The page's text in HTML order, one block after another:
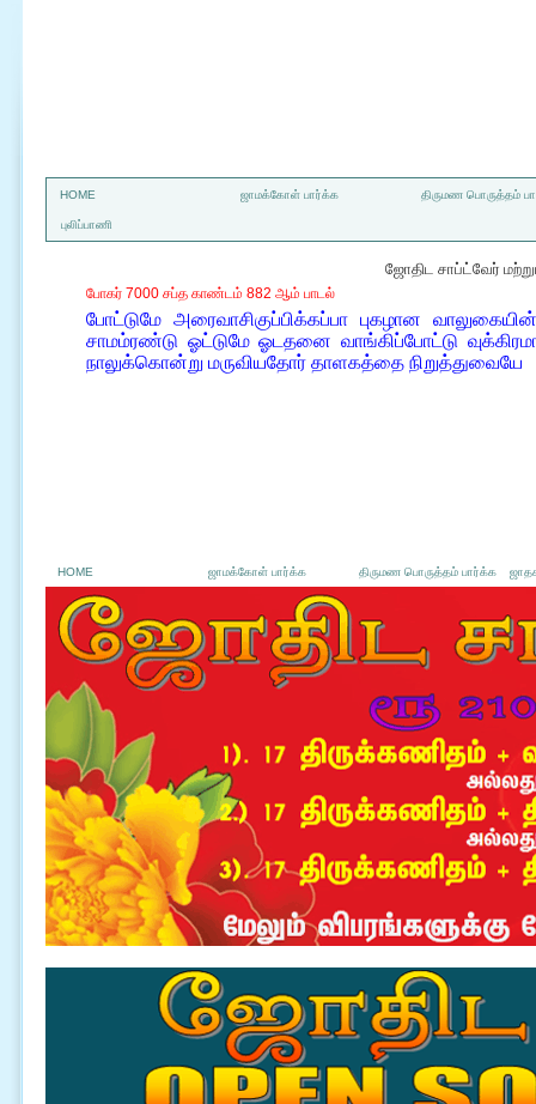
HOME ஜாமக்கோள் பார்க்க திருமண பொருத்தம்
புலிப்பாணி
ஜோதிட சாப்ட்வேர்
போகர் 7000 சப்த காண்டம் 882 ஆம் பாடல்
போட்டுமே அரைவாசிகுப்பிக்கப்பா புகழான
சாமம்ரண்டு ஓட்டுமே ஓடதனை வாங்கிப்போட்டு
நாலுக்கொன்று மருவியதோர் தாளகத்தை நிறுத்துவையே
HOME ஜாமக்கோள் பார்க்க திருமண பொருத்தம் பார்க்க